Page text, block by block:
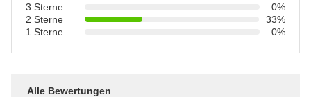
3 Sterne
0%
2 Sterne
33%
1 Sterne
0%
Alle Bewertungen